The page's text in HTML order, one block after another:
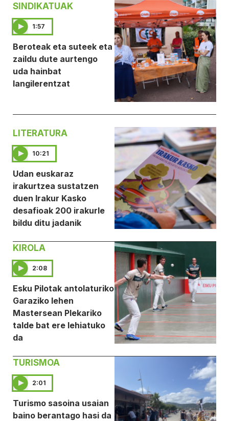
SINDIKATUAK
1:57
Beroteak eta suteek eta
zaildu dute aurtengo
uda hainbat
langilerentzat
LITERATURA
10:21
Udan euskaraz
irakurtzea sustatzen
duen Irakur Kasko
desafioak 200 irakurle
bildu ditu jadanik
KIROLA
2:08
Esku Pilotak antolaturiko
Garaziko lehen
Mastersean Plekariko
talde bat ere lehiatuko
da
TURISMOA
2:01
Turismo sasoina usaian
baino berantago hasi da